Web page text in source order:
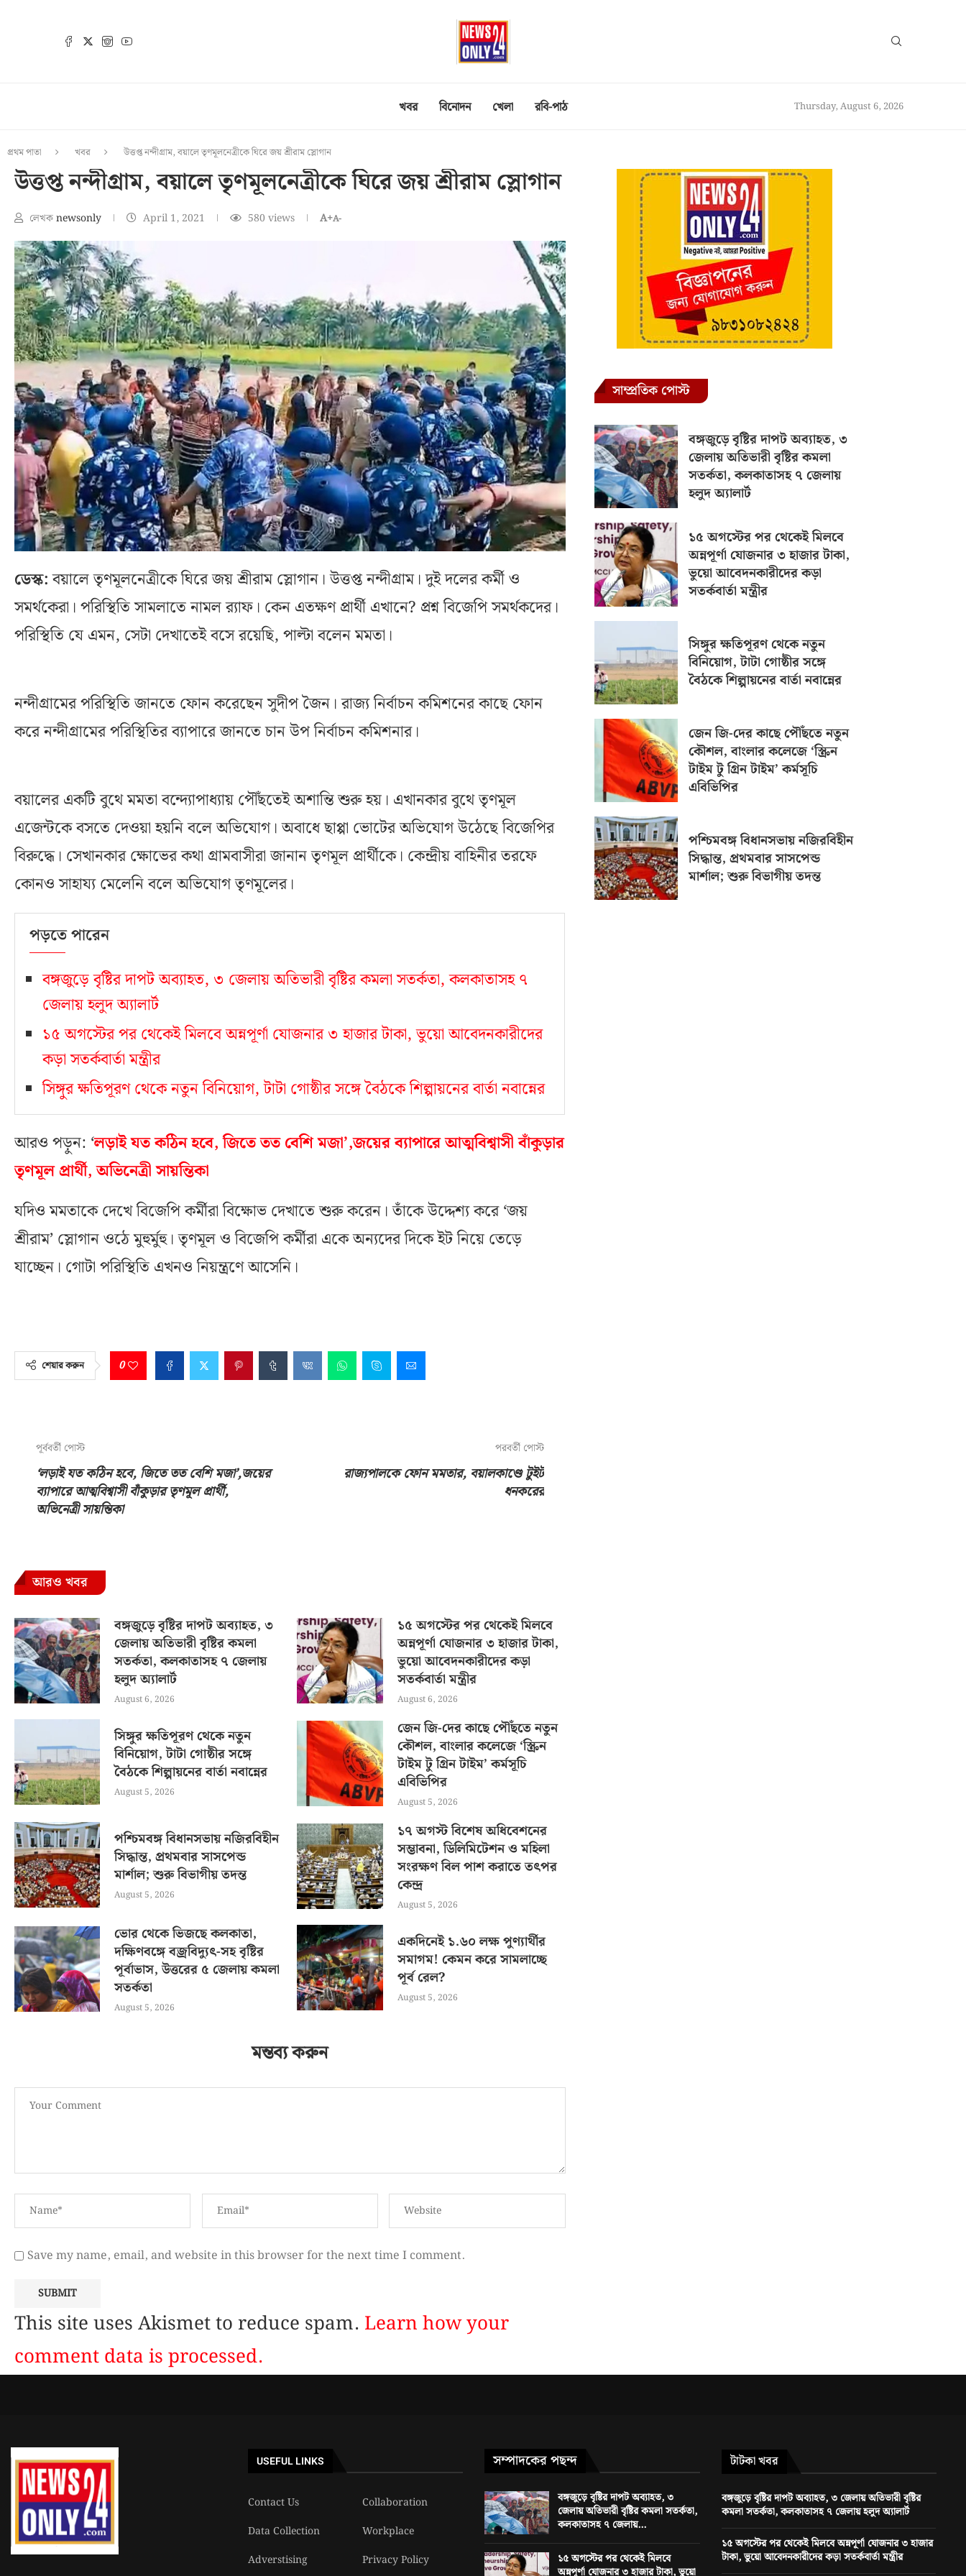
খবর বিনোদন খেলা রবি-পাঠ Thursday, August 6, 2026
প্রথম পাতা খবর উত্তপ্ত নন্দীগ্রাম, বয়ালে তৃণমূলনেত্রীকে ঘিরে জয় শ্রীরাম স্লোগান
উত্তপ্ত নন্দীগ্রাম, বয়ালে তৃণমূলনেত্রীকে ঘিরে জয় শ্রীরাম স্লোগান
লেখকnewsonly April 1, 2021 580 views A+A-
ডেস্ক:বয়ালে তৃণমূলনেত্রীকে ঘিরে জয় শ্রীরাম স্লোগান। উত্তপ্ত নন্দীগ্রাম। দুই দলের কর্মী ও
সমর্থকেরা। পরিস্থিতি সামলাতে নামল র‍্যাফ। কেন এতক্ষণ প্রার্থী এখানে? প্রশ্ন বিজেপি সমর্থকদের।
পরিস্থিতি যে এমন, সেটা দেখাতেই বসে রয়েছি, পাল্টা বলেন মমতা।
নন্দীগ্রামের পরিস্থিতি জানতে ফোন করেছেন সুদীপ জৈন। রাজ্য নির্বাচন কমিশনের কাছে ফোন
করে নন্দীগ্রামের পরিস্থিতির ব্যাপারে জানতে চান উপ নির্বাচন কমিশনার।
বয়ালের একটি বুথে মমতা বন্দ্যোপাধ্যায় পৌঁছতেই অশান্তি শুরু হয়। এখানকার বুথে তৃণমূল
এজেন্টকে বসতে দেওয়া হয়নি বলে অভিযোগ। অবাধে ছাপ্পা ভোটের অভিযোগ উঠেছে বিজেপির
বিরুদ্ধে। সেখানকার ক্ষোভের কথা গ্রামবাসীরা জানান তৃণমূল প্রার্থীকে। কেন্দ্রীয় বাহিনীর তরফে
কোনও সাহায্য মেলেনি বলে অভিযোগ তৃণমূলের।
পড়তে পারেন
বঙ্গজুড়ে বৃষ্টির দাপট অব্যাহত, ৩ জেলায় অতিভারী বৃষ্টির কমলা সতর্কতা, কলকাতাসহ ৭
জেলায় হলুদ অ্যালার্ট
১৫ অগস্টের পর থেকেই মিলবে অন্নপূর্ণা যোজনার ৩ হাজার টাকা, ভুয়ো আবেদনকারীদের
কড়া সতর্কবার্তা মন্ত্রীর
সিঙ্গুর ক্ষতিপূরণ থেকে নতুন বিনিয়োগ, টাটা গোষ্ঠীর সঙ্গে বৈঠকে শিল্পায়নের বার্তা নবান্নের
আরও পড়ুন: ‘লড়াই যত কঠিন হবে, জিতে তত বেশি মজা’,জয়ের ব্যাপারে আত্মবিশ্বাসী বাঁকুড়ার
তৃণমূল প্রার্থী, অভিনেত্রী সায়ন্তিকা
যদিও মমতাকে দেখে বিজেপি কর্মীরা বিক্ষোভ দেখাতে শুরু করেন। তাঁকে উদ্দেশ্য করে ‘জয়
শ্রীরাম’ স্লোগান ওঠে মুহুর্মুহু। তৃণমূল ও বিজেপি কর্মীরা একে অন্যদের দিকে ইট নিয়ে তেড়ে
যাচ্ছেন। গোটা পরিস্থিতি এখনও নিয়ন্ত্রণে আসেনি।
শেয়ার করুন 0
পূর্ববর্তী পোস্ট
‘লড়াই যত কঠিন হবে, জিতে তত বেশি মজা’,জয়ের
ব্যাপারে আত্মবিশ্বাসী বাঁকুড়ার তৃণমূল প্রার্থী,
অভিনেত্রী সায়ন্তিকা
পরবর্তী পোস্ট
রাজ্যপালকে ফোন মমতার, বয়ালকাণ্ডে টুইট
ধনকরের
আরও খবর
বঙ্গজুড়ে বৃষ্টির দাপট অব্যাহত, ৩
জেলায় অতিভারী বৃষ্টির কমলা
সতর্কতা, কলকাতাসহ ৭ জেলায়
হলুদ অ্যালার্ট
August 6, 2026
১৫ অগস্টের পর থেকেই মিলবে
অন্নপূর্ণা যোজনার ৩ হাজার টাকা,
ভুয়ো আবেদনকারীদের কড়া
সতর্কবার্তা মন্ত্রীর
August 6, 2026
সিঙ্গুর ক্ষতিপূরণ থেকে নতুন
বিনিয়োগ, টাটা গোষ্ঠীর সঙ্গে
বৈঠকে শিল্পায়নের বার্তা নবান্নের
August 5, 2026
জেন জি-দের কাছে পৌঁছতে নতুন
কৌশল, বাংলার কলেজে ‘স্ক্রিন
টাইম টু গ্রিন টাইম’ কর্মসূচি
এবিভিপির
August 5, 2026
পশ্চিমবঙ্গ বিধানসভায় নজিরবিহীন
সিদ্ধান্ত, প্রথমবার সাসপেন্ড
মার্শাল; শুরু বিভাগীয় তদন্ত
August 5, 2026
১৭ অগস্ট বিশেষ অধিবেশনের
সম্ভাবনা, ডিলিমিটেশন ও মহিলা
সংরক্ষণ বিল পাশ করাতে তৎপর
কেন্দ্র
August 5, 2026
ভোর থেকে ভিজছে কলকাতা,
দক্ষিণবঙ্গে বজ্রবিদ্যুৎ-সহ বৃষ্টির
পূর্বাভাস, উত্তরের ৫ জেলায় কমলা
সতর্কতা
August 5, 2026
একদিনেই ১.৬০ লক্ষ পুণ্যার্থীর
সমাগম! কেমন করে সামলাচ্ছে
পূর্ব রেল?
August 5, 2026
মন্তব্য করুন
Save my name, email, and website in this browser for the next time I comment.
This site uses Akismet to reduce spam. Learn how your
comment data is processed.
সাম্প্রতিক পোস্ট
বঙ্গজুড়ে বৃষ্টির দাপট অব্যাহত, ৩
জেলায় অতিভারী বৃষ্টির কমলা
সতর্কতা, কলকাতাসহ ৭ জেলায়
হলুদ অ্যালার্ট
১৫ অগস্টের পর থেকেই মিলবে
অন্নপূর্ণা যোজনার ৩ হাজার টাকা,
ভুয়ো আবেদনকারীদের কড়া
সতর্কবার্তা মন্ত্রীর
সিঙ্গুর ক্ষতিপূরণ থেকে নতুন
বিনিয়োগ, টাটা গোষ্ঠীর সঙ্গে
বৈঠকে শিল্পায়নের বার্তা নবান্নের
জেন জি-দের কাছে পৌঁছতে নতুন
কৌশল, বাংলার কলেজে ‘স্ক্রিন
টাইম টু গ্রিন টাইম’ কর্মসূচি
এবিভিপির
পশ্চিমবঙ্গ বিধানসভায় নজিরবিহীন
সিদ্ধান্ত, প্রথমবার সাসপেন্ড
মার্শাল; শুরু বিভাগীয় তদন্ত
USEFUL LINKS
Contact Us
Collaboration
Data Collection
Workplace
Adverstising
Privacy Policy
সম্পাদকের পছন্দ
বঙ্গজুড়ে বৃষ্টির দাপট অব্যাহত, ৩
জেলায় অতিভারী বৃষ্টির কমলা সতর্কতা,
কলকাতাসহ ৭ জেলায়...
১৫ অগস্টের পর থেকেই মিলবে
অন্নপূর্ণা যোজনার ৩ হাজার টাকা, ভুয়ো
টাটকা খবর
বঙ্গজুড়ে বৃষ্টির দাপট অব্যাহত, ৩ জেলায় অতিভারী বৃষ্টির
কমলা সতর্কতা, কলকাতাসহ ৭ জেলায় হলুদ অ্যালার্ট
১৫ অগস্টের পর থেকেই মিলবে অন্নপূর্ণা যোজনার ৩ হাজার
টাকা, ভুয়ো আবেদনকারীদের কড়া সতর্কবার্তা মন্ত্রীর